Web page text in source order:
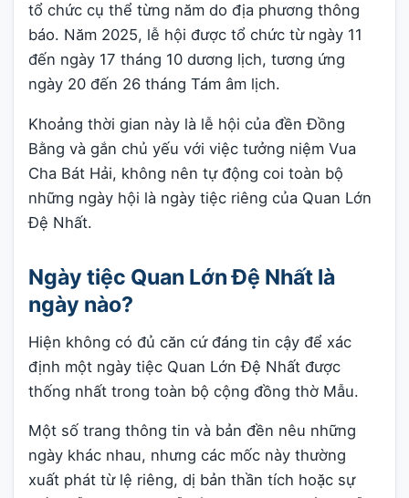
tổ chức cụ thể từng năm do địa phương thông
báo. Năm 2025, lễ hội được tổ chức từ ngày 11
đến ngày 17 tháng 10 dương lịch, tương ứng
ngày 20 đến 26 tháng Tám âm lịch.
Khoảng thời gian này là lễ hội của đền Đồng
Bằng và gắn chủ yếu với việc tưởng niệm Vua
Cha Bát Hải, không nên tự động coi toàn bộ
những ngày hội là ngày tiệc riêng của Quan Lớn
Đệ Nhất.
Ngày tiệc Quan Lớn Đệ Nhất là
ngày nào?
Hiện không có đủ căn cứ đáng tin cậy để xác
định một ngày tiệc Quan Lớn Đệ Nhất được
thống nhất trong toàn bộ cộng đồng thờ Mẫu.
Một số trang thông tin và bản đền nêu những
ngày khác nhau, nhưng các mốc này thường
xuất phát từ lệ riêng, dị bản thần tích hoặc sự